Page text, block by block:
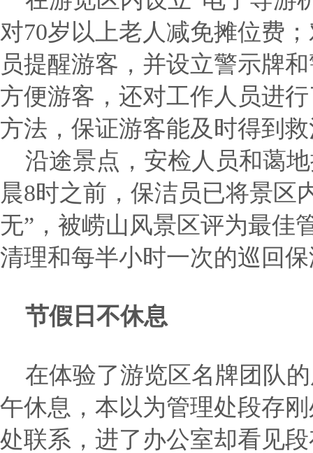
对70岁以上老人减免摊位费
员提醒游客，并设立警示牌
方便游客，还对工作人员进
方法，保证游客能及时得到
沿途景点，安检人员和蔼
晨8时之前，保洁员已将景区
无”，被崂山风景区评为最佳
清理和每半小时一次的巡回
节假日不休息
在体验了游览区名牌团队
午休息，本以为管理处段存
处联系，进了办公室却看见